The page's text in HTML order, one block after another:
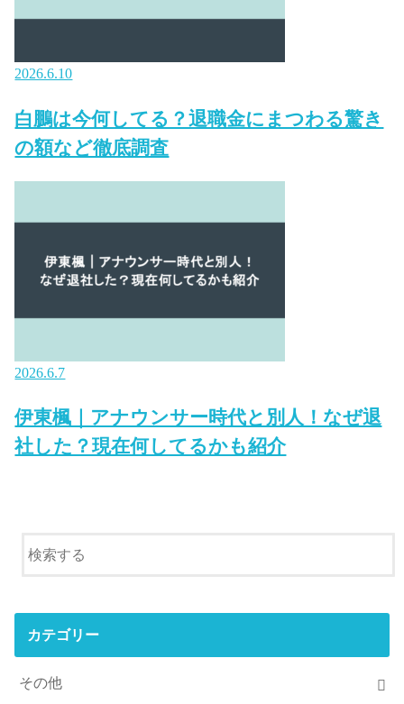
2026.6.10
白鵬は今何してる？退職金にまつわる驚き
の額など徹底調査
2026.6.7
伊東楓｜アナウンサー時代と別人！なぜ退
社した？現在何してるかも紹介
カテゴリー
その他